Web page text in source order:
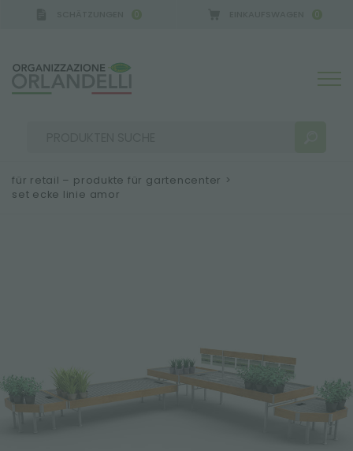
0 0
für retail – produkte für gartencenter >
set ecke linie amor